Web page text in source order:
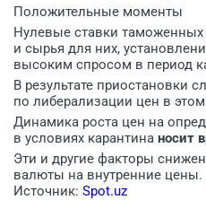
Положительные моменты
Нулевые ставки таможенных
и сырья для них,
высоким спросом в период
В результате приостановки
по либерализации цен в этом
Динамика роста цен на
в условиях карантина носит
Эти и другие факторы
валюты на внутренние цены.
Источник: Spot.uz